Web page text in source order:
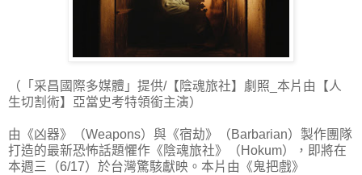
（「采昌國際多媒體」提供/【陰魂旅社】劇照_本片由【人
生切割術】亞當史考特領銜主演）
由《凶器》（Weapons）與《宿劫》（Barbarian）製作團隊
打造的最新恐怖話題懼作《陰魂旅社》（Hokum），即將在
本週三（6/17）於台灣驚駭獻映。本片由《鬼把戲》